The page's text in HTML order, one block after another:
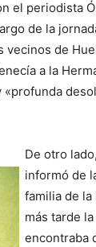
el periodista
de la
de
a la
De otro
informó de
familia de
más tarde
encontraba